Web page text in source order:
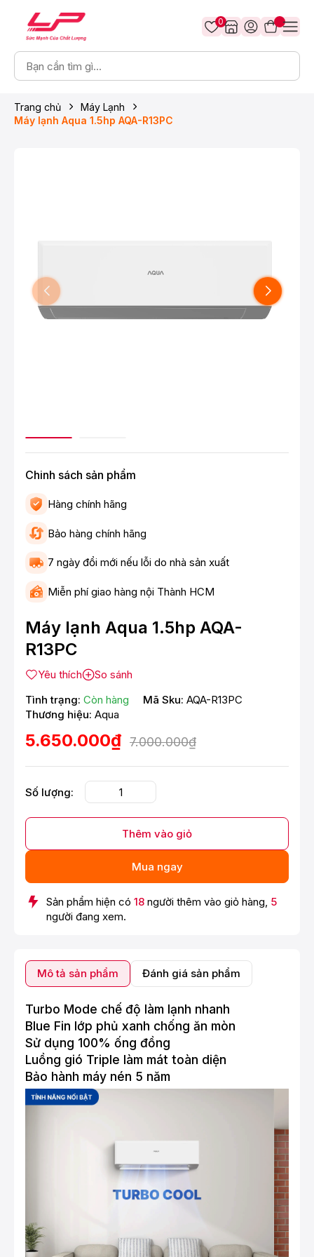
0
Trang chủ
Máy Lạnh
Máy lạnh Aqua 1.5hp AQA-R13PC
Chinh sách sản phẩm
Hàng chính hãng
Bảo hàng chính hãng
7 ngày đổi mới nếu lỗi do nhà sản xuất
Miễn phí giao hàng nội Thành HCM
Máy lạnh Aqua 1.5hp AQA-
R13PC
Yêu thích
So sánh
Tình trạng: Còn hàng Mã Sku: AQA-R13PC
Thương hiệu: Aqua
5.650.000₫ 7.000.000₫
Số lượng:
Thêm vào giỏ
Mua ngay
Sản phẩm hiện có 18 người thêm vào giỏ hàng, 5
người đang xem.
Mô tả sản phẩm Đánh giá sản phẩm
Turbo Mode chế độ làm lạnh nhanh
Blue Fin lớp phủ xanh chống ăn mòn
Sử dụng 100% ống đồng
Luồng gió Triple làm mát toàn diện
Bảo hành máy nén 5 năm